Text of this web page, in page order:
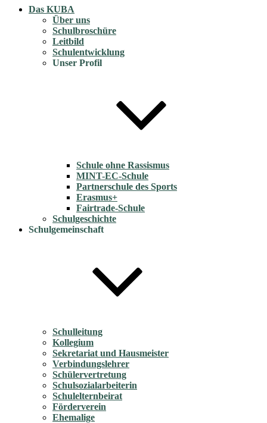
Das KUBA
Über uns
Schulbroschüre
Leitbild
Schulentwicklung
Unser Profil
Schule ohne Rassismus
MINT-EC-Schule
Partnerschule des Sports
Erasmus+
Fairtrade-Schule
Schulgeschichte
Schulgemeinschaft
Schulleitung
Kollegium
Sekretariat und Hausmeister
Verbindungslehrer
Schülervertretung
Schulsozialarbeiterin
Schulelternbeirat
Förderverein
Ehemalige